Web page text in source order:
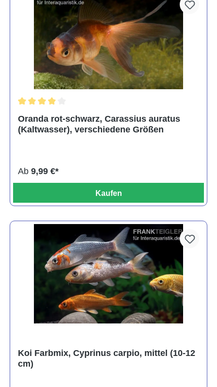
Oranda rot-schwarz, Carassius auratus
(Kaltwasser), verschiedene Größen
Ab 9,99 €*
Kaufen
Koi Farbmix, Cyprinus carpio, mittel (10-12
cm)